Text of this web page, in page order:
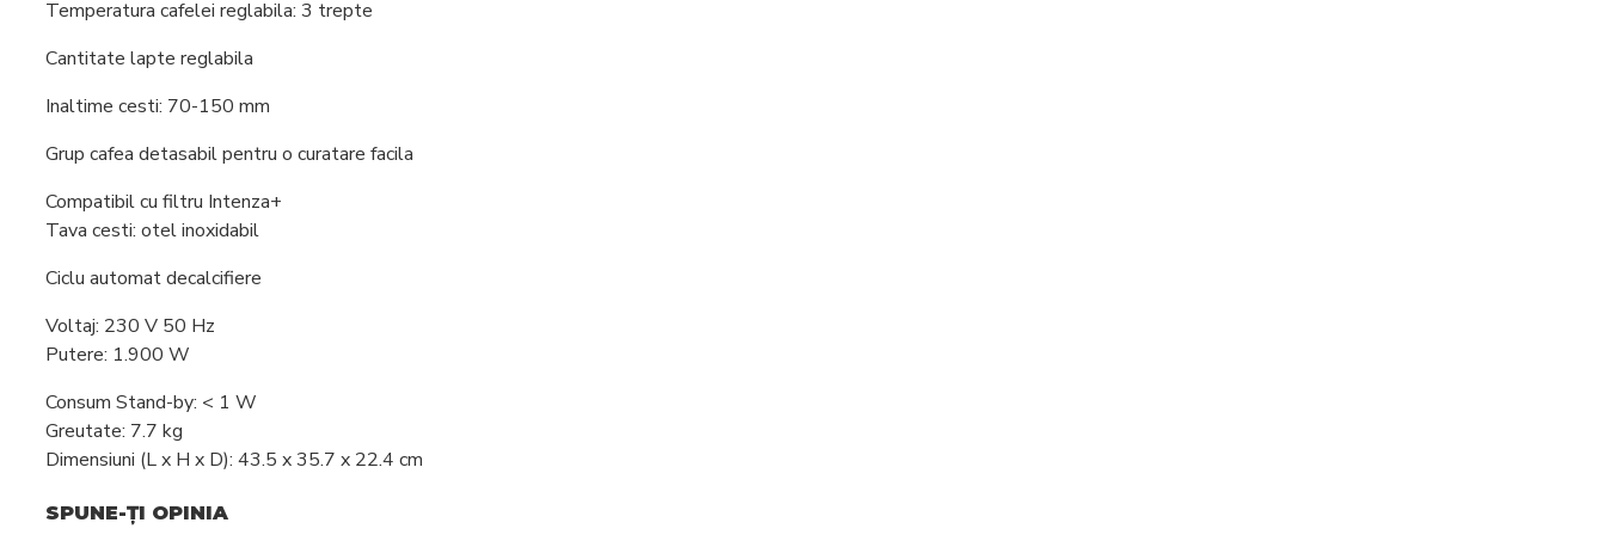
Temperatura cafelei reglabila: 3 trepte
Cantitate lapte reglabila
Inaltime cesti: 70-150 mm
Grup cafea detasabil pentru o curatare facila
Compatibil cu filtru Intenza+
Tava cesti: otel inoxidabil
Ciclu automat decalcifiere
Voltaj: 230 V 50 Hz
Putere: 1.900 W
Consum Stand-by: < 1 W
Greutate: 7.7 kg
Dimensiuni (L x H x D): 43.5 x 35.7 x 22.4 cm
SPUNE-ŢI OPINIA